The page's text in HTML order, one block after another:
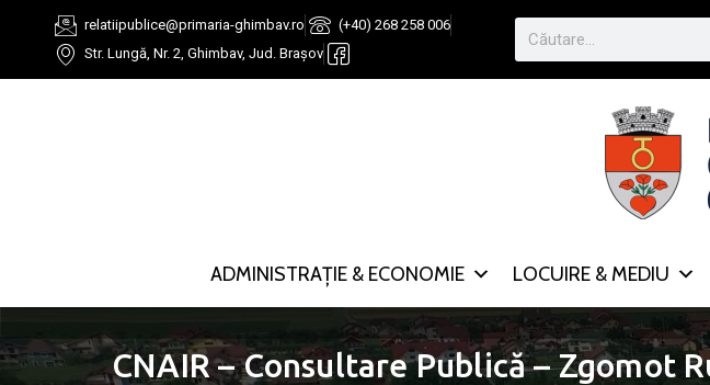
relatiipublice@primaria-ghimbav.ro
(+40) 268 258 006
Str. Lungă, Nr. 2, Ghimbav, Jud. Brașov
ADMINISTRAȚIE & ECONOMIE LOCUIRE & MEDIU
CNAIR – Consultare Publică – Zgomot